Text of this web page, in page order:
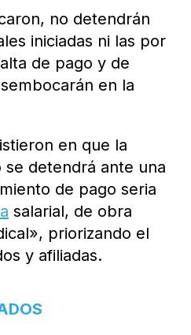
no detendrán
iniciadas ni las por
de pago y de
en la
en que la
se detendrá ante una
de pago seria
salarial, de obra
priorizando el
y afiliadas.